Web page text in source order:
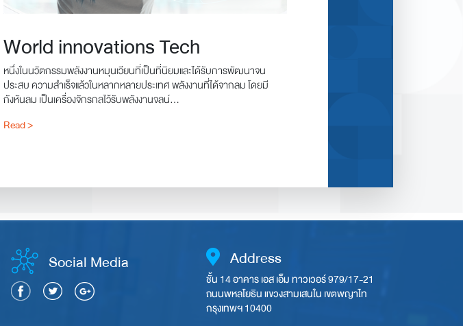
World innovations Tech
หนึ่งในนวัตกรรมพลังงานหมุนเวียนที่เป็นที่นิยมและได้รับการพัฒนาจน
ประสบ ความสำเร็จแล้วในหลากหลายประเทศ พลังงานที่ได้จากลม โดยมี
กังหันลม เป็นเครื่องจักรกลไว้รับพลังงานจลน์...
Read >
Social Media Address
ชั้น 14 อาคาร เอส เอ็ม ทาวเวอร์ 979/17-21
ถนนพหลโยธิน แขวงสามเสนใน เขตพญาไท
กรุงเทพฯ 10400